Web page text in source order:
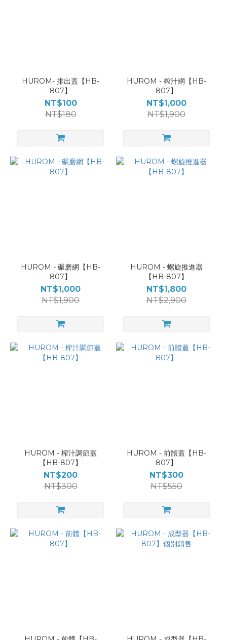
HUROM- 排出蓋【HB-
807】
NT$100
NT$180
HUROM - 榨汁網【HB-
807】
NT$1,000
NT$1,900
HUROM - 碾磨網【HB-
807】
NT$1,000
NT$1,900
HUROM - 螺旋推進器
【HB-807】
NT$1,800
NT$2,900
HUROM - 榨汁調節蓋
【HB-807】
NT$200
NT$300
HUROM - 前體蓋【HB-
807】
NT$300
NT$550